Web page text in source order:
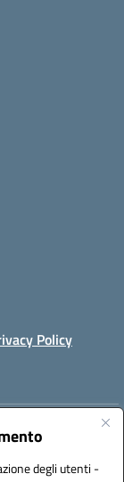
degli utenti -
Policy